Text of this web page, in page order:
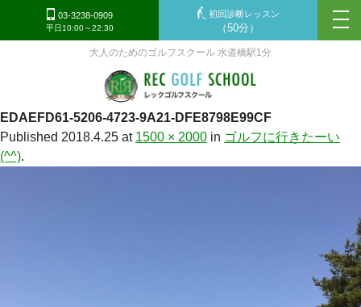
大人のためのゴルフスクール 水道橋駅1分
03-3238-0909
平日10:00～22:30
初回診断レッスン
（50分）
EDAEFD61-5206-4723-9A21-DFE8798E99CF
Published 2018.4.25 at 1500 × 2000 in ゴルフに行きたーい
(^^).